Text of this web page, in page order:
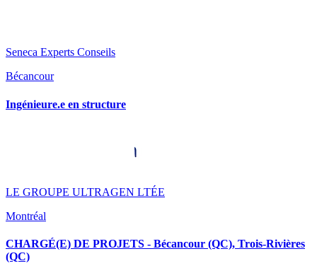
Seneca Experts Conseils
Bécancour
Ingénieure.e en structure
LE GROUPE ULTRAGEN LTÉE
Montréal
CHARGÉ(E) DE PROJETS - Bécancour (QC), Trois-Rivières
(QC)